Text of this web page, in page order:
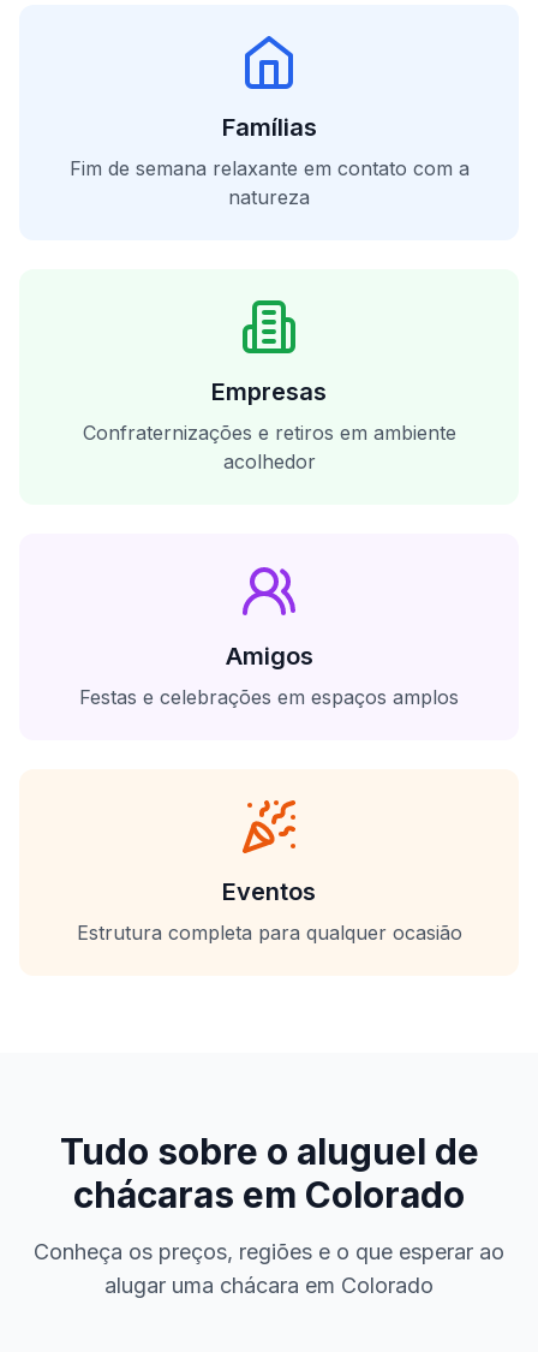
Famílias
Fim de semana relaxante em contato com a
natureza
Empresas
Confraternizações e retiros em ambiente
acolhedor
Amigos
Festas e celebrações em espaços amplos
Eventos
Estrutura completa para qualquer ocasião
Tudo sobre o aluguel de
chácaras em Colorado
Conheça os preços, regiões e o que esperar ao
alugar uma chácara em Colorado